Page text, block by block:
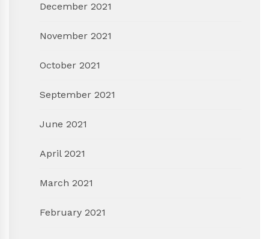
December 2021
November 2021
October 2021
September 2021
June 2021
April 2021
March 2021
February 2021